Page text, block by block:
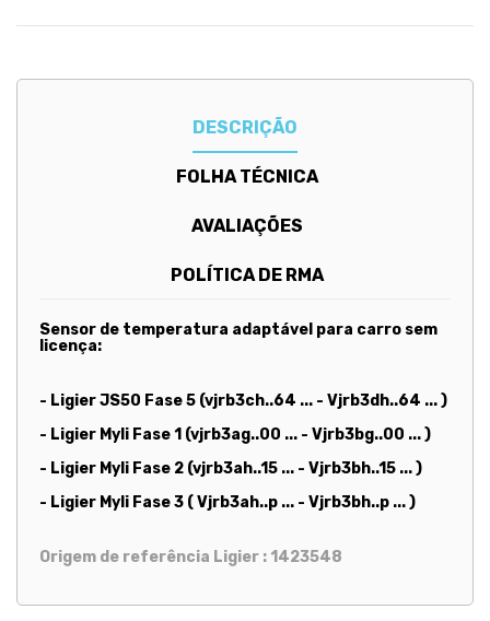
DESCRIÇÃO
FOLHA TÉCNICA
AVALIAÇÕES
POLÍTICA DE RMA
Sensor de temperatura adaptável para carro sem
licença:
- Ligier JS50 Fase 5 (vjrb3ch..64 ... - Vjrb3dh..64 ...)
- Ligier Myli Fase 1 (vjrb3ag..00 ... - Vjrb3bg..00 ...)
- Ligier Myli Fase 2 (vjrb3ah..15 ... - Vjrb3bh..15 ...)
- Ligier Myli Fase 3 (Vjrb3ah..p ... - Vjrb3bh..p ...)
Origem de referência Ligier : 1423548